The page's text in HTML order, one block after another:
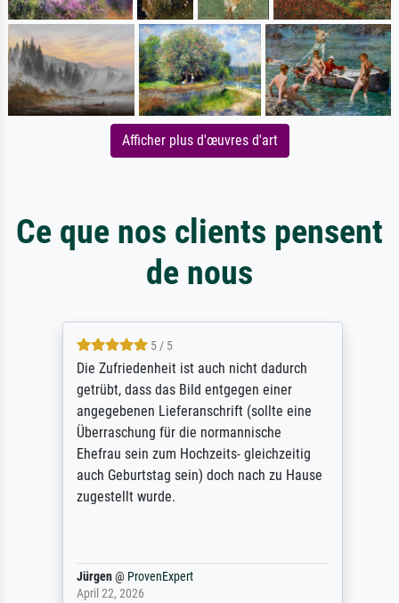
Afficher plus d'œuvres d'art
Ce que nos clients pensent
de nous
5 / 5
Die Zufriedenheit ist auch nicht dadurch
getrübt, dass das Bild entgegen einer
angegebenen Lieferanschrift (sollte eine
Überraschung für die normannische
Ehefrau sein zum Hochzeits- gleichzeitig
auch Geburtstag sein) doch nach zu Hause
zugestellt wurde.
Jürgen@ ProvenExpert
April 22, 2026